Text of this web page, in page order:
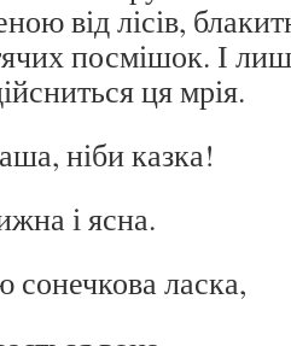
від лісів,
посмішок. І
ця мрія.
ніби казка!
і ясна.
сонечкова ласка,